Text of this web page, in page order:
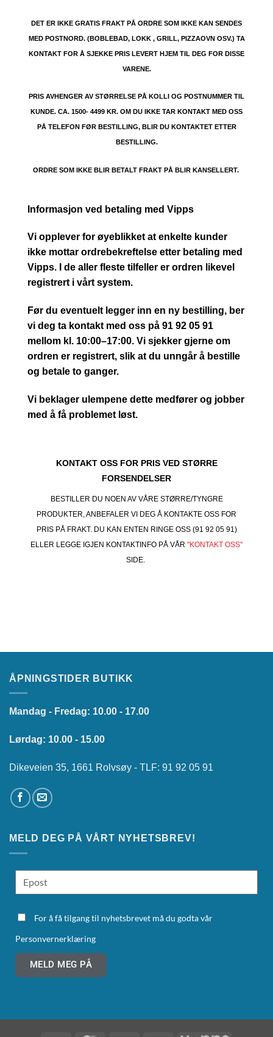
DET ER IKKE GRATIS FRAKT PÅ ORDRE SOM IKKE KAN SENDES
MED POSTNORD. (BOBLEBAD, LOKK , GRILL, PIZZAOVN OSV.) TA
KONTAKT FOR Å SJEKKE PRIS LEVERT HJEM TIL DEG FOR DISSE
VARENE.
PRIS AVHENGER AV STØRRELSE PÅ KOLLI OG POSTNUMMER TIL
KUNDE. CA. 1500- 4499 KR. OM DU IKKE TAR KONTAKT MED OSS
PÅ TELEFON FØR BESTILLING, BLIR DU KONTAKTET ETTER
BESTILLING.
ORDRE SOM IKKE BLIR BETALT FRAKT PÅ BLIR KANSELLERT.
Informasjon ved betaling med Vipps
Vi opplever for øyeblikket at enkelte kunder
ikke mottar ordrebekreftelse etter betaling med
Vipps. I de aller fleste tilfeller er ordren likevel
registrert i vårt system.
Før du eventuelt legger inn en ny bestilling, ber
vi deg ta kontakt med oss på 91 92 05 91
mellom kl. 10:00–17:00. Vi sjekker gjerne om
ordren er registrert, slik at du unngår å bestille
og betale to ganger.
Vi beklager ulempene dette medfører og jobber
med å få problemet løst.
KONTAKT OSS FOR PRIS VED STØRRE
FORSENDELSER
BESTILLER DU NOEN AV VÅRE STØRRE/TYNGRE
PRODUKTER, ANBEFALER VI DEG Å KONTAKTE OSS FOR
PRIS PÅ FRAKT. DU KAN ENTEN RINGE OSS (91 92 05 91)
ELLER LEGGE IGJEN KONTAKTINFO PÅ VÅR "KONTAKT OSS"
SIDE.
ÅPNINGSTIDER BUTIKK
Mandag - Fredag: 10.00 - 17.00
Lørdag: 10.00 - 15.00
Dikeveien 35, 1661 Rolvsøy - TLF: 91 92 05 91
MELD DEG PÅ VÅRT NYHETSBREV!
For å få tilgang til nyhetsbrevet må du godta vår
Personvernerklæring
MELD MEG PÅ